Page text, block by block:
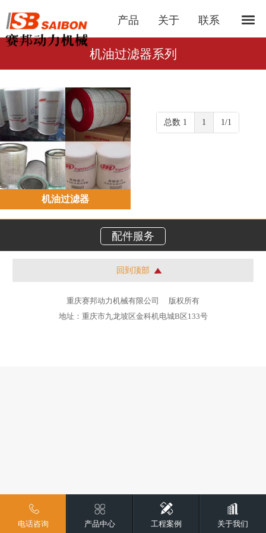
产品 关于 联系
机油过滤器系列
机油过滤器
总数 1 1 1/1
配件服务
回到顶部
重庆赛邦动力机械有限公司
版权所有
地址：重庆市九龙坡区金科机电城B区133号
电话咨询 产品中心 工程案例 关于我们